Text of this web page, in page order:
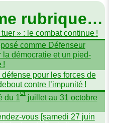
rubrique…
» : le combat continue !
comme Défenseur
démocratie et un pied-
!
pour les forces de
contre l’impunité !
du 1erjuillet au 31 octobre
vous [samedi 27 juin